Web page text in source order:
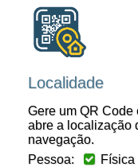
Localidade
Gere um QR Code
abre a localização
navegação.
Pessoa:
Física